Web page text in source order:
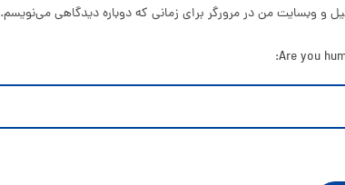
و وبسایت من در مرورگر برای زمانی که دوباره دیدگاهی می‌نویسم.
Are you